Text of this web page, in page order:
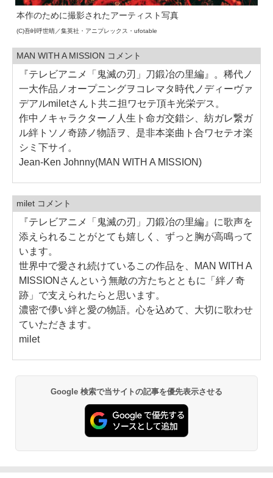
本作のために撮影されたアーティスト写真
(C)吾峠呼世晴／集英社・アニプレックス・ufotable
MAN WITH A MISSION コメント
『テレビアニメ「鬼滅の刃」刀鍛冶の里編』。稀代ノ
一大作品ノオープニングヲコレマタ時代ノディーヴァ
デアルmiletさんト共ニ担ワセテ頂キ光栄デス。
作中ノキャラクターノ人生ト命ガ交錯シ、紡ガレ繋ガ
ル絆トソノ奇跡ノ物語ヲ、是非本楽曲ト合ワセテオ楽
シミ下サイ。
Jean-Ken Johnny(MAN WITH A MISSION)
milet コメント
『テレビアニメ「鬼滅の刃」刀鍛冶の里編』に歌声を
添えられることがとても嬉しく、ずっと胸が高鳴って
います。
世界中で愛され続けているこの作品を、MAN WITH A
MISSIONさんという無敵の方たちとともに「絆ノ奇
跡」で支えられたらと思います。
濃密で儚い絆と愛の物語。心を込めて、大切に歌わせ
ていただきます。
milet
Google 検索で当サイトの記事を優先表示させる